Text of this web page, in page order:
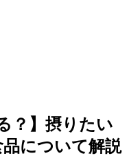
？】摂りたい
について解説